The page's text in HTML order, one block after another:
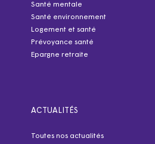
Santé mentale
Santé environnement
Logement et santé
Prévoyance santé
Epargne retraite
ACTUALITÉS
Toutes nos actualités